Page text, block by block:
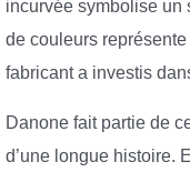
incurvée symbolise un
de couleurs représente
fabricant a investis
Danone fait partie de
d’une longue histoire.